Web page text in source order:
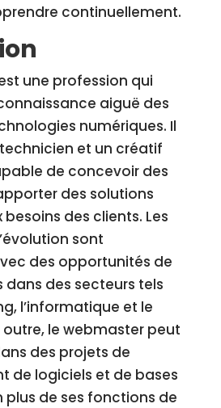
continuellement.
une profession qui
aiguë des
numériques. Il
et un créatif
de concevoir des
des solutions
des clients. Les
sont
des opportunités de
dans des secteurs tels
l’informatique et le
outre, le webmaster peut
des projets de
de logiciels et de bases
plus de ses fonctions de